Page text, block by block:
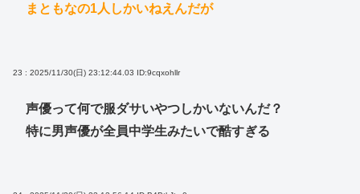
まともなの1人しかいねえんだが
23 : 2025/11/30(日) 23:12:44.03 ID:9cqxohllr
声優って何で服ダサいやつしかいないんだ？
特に男声優が全員中学生みたいで酷すぎる